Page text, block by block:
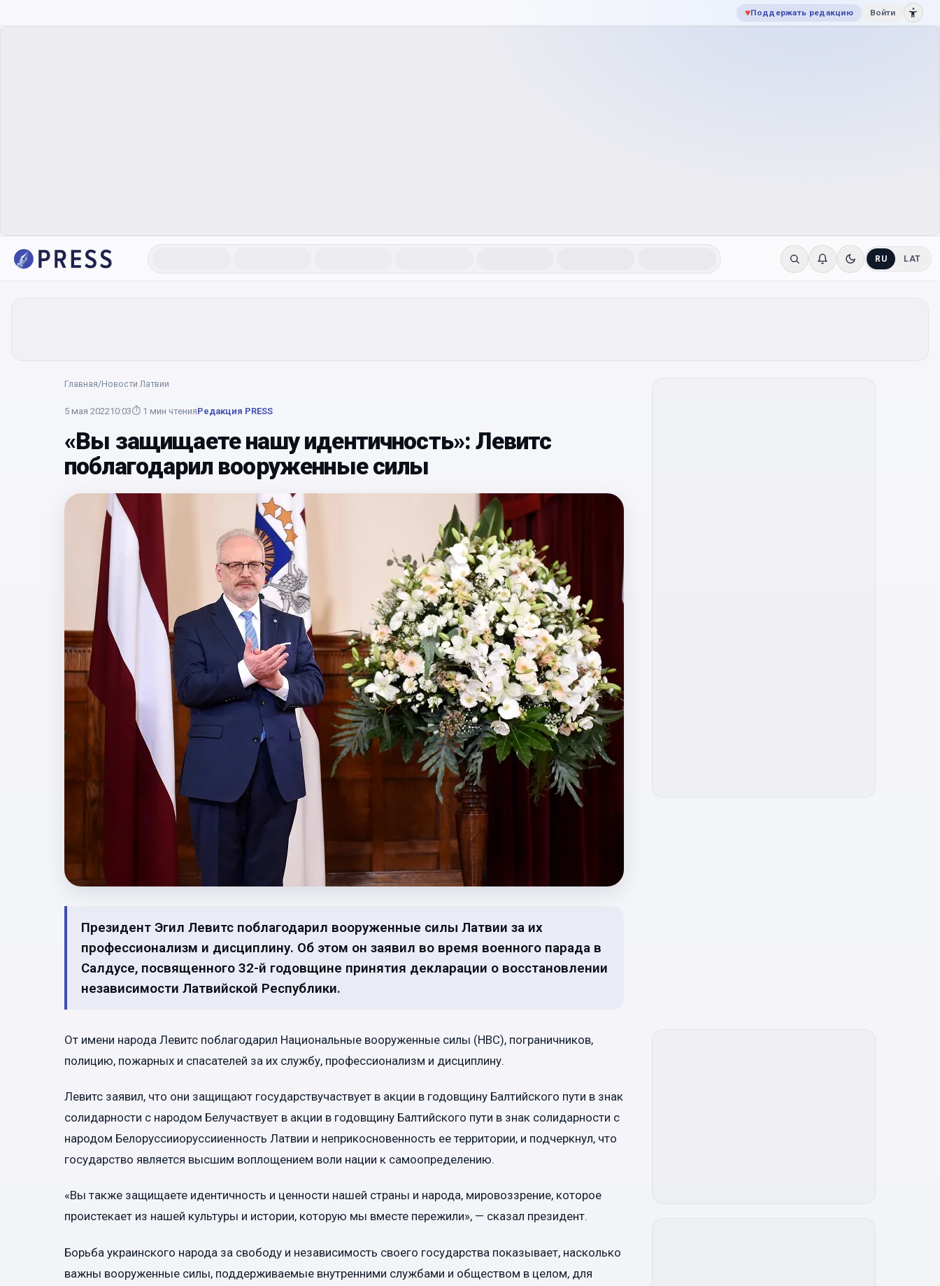
♥Поддержать редакцию Войти
RU LAT
Главная/Новости Латвии
5 мая 202210:03⏱ 1 мин чтенияРедакция PRESS
«Вы защищаете нашу идентичность»: Левитс
поблагодарил вооруженные силы
Президент Эгил Левитс поблагодарил вооруженные силы Латвии за их
профессионализм и дисциплину. Об этом он заявил во время военного парада в
Салдусе, посвященного 32-й годовщине принятия декларации о восстановлении
независимости Латвийской Республики.
От имени народа Левитс поблагодарил Национальные вооруженные силы (НВС), пограничников,
полицию, пожарных и спасателей за их службу, профессионализм и дисциплину.
Левитс заявил, что они защищают государствучаствует в акции в годовщину Балтийского пути в знак
солидарности с народом Белучаствует в акции в годовщину Балтийского пути в знак солидарности с
народом Белоруссииоруссииенность Латвии и неприкосновенность ее территории, и подчеркнул, что
государство является высшим воплощением воли нации к самоопределению.
«Вы также защищаете идентичность и ценности нашей страны и народа, мировоззрение, которое
проистекает из нашей культуры и истории, которую мы вместе пережили», — сказал президент.
Борьба украинского народа за свободу и независимость своего государства показывает, насколько
важны вооруженные силы, поддерживаемые внутренними службами и обществом в целом, для